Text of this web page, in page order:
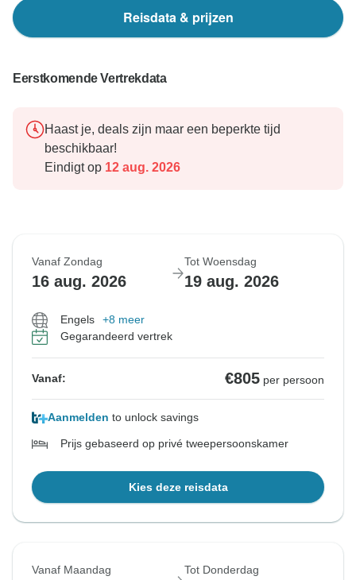
Reisdata & prijzen
Eerstkomende Vertrekdata
Haast je, deals zijn maar een beperkte tijd
beschikbaar!
Eindigt op 12 aug. 2026
Vanaf Zondag
16 aug. 2026
Tot Woensdag
19 aug. 2026
Engels
+8 meer
Gegarandeerd vertrek
Vanaf: €805 per persoon
Aanmelden to unlock savings
Prijs gebaseerd op privé tweepersoonskamer
Kies deze reisdata
Vanaf Maandag Tot Donderdag